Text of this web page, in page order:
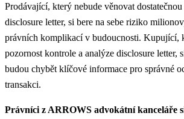
Prodávající, který nebude věnovat
disclosure letter, si bere na sebe riziko
právních komplikací v budoucnosti. Kupující,
pozornost kontrole a analýze disclosure letter,
budou chybět klíčové informace pro správné
transakci.
Právníci z ARROWS advokátní kanceláře